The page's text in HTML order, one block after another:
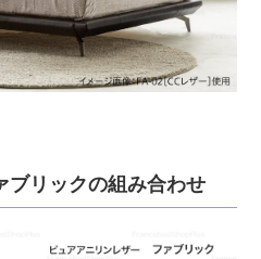
ブリックの組み合わせ